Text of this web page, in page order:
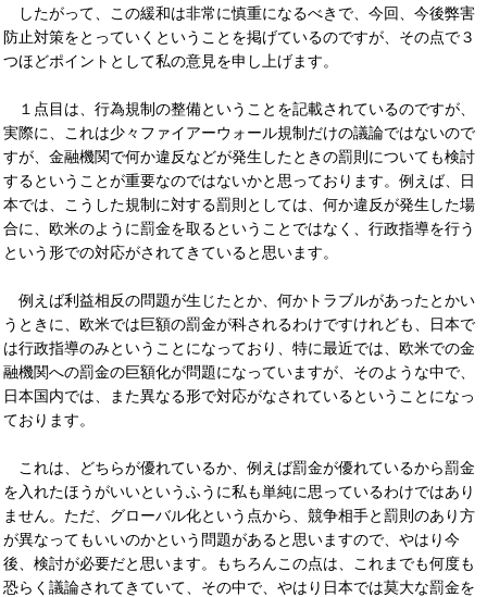
したがって、この緩和は非常に慎重になるべきで、今回、今後弊害
防止対策をとっていくということを掲げているのですが、その点で３
つほどポイントとして私の意見を申し上げます。
１点目は、行為規制の整備ということを記載されているのですが、
実際に、これは少々ファイアーウォール規制だけの議論ではないので
すが、金融機関で何か違反などが発生したときの罰則についても検討
するということが重要なのではないかと思っております。例えば、日
本では、こうした規制に対する罰則としては、何か違反が発生した場
合に、欧米のように罰金を取るということではなく、行政指導を行う
という形での対応がされてきていると思います。
例えば利益相反の問題が生じたとか、何かトラブルがあったとかい
うときに、欧米では巨額の罰金が科されるわけですけれども、日本で
は行政指導のみということになっており、特に最近では、欧米での金
融機関への罰金の巨額化が問題になっていますが、そのような中で、
日本国内では、また異なる形で対応がなされているということになっ
ております。
これは、どちらが優れているか、例えば罰金が優れているから罰金
を入れたほうがいいというふうに私も単純に思っているわけではあり
ません。ただ、グローバル化という点から、競争相手と罰則のあり方
が異なってもいいのかという問題があると思いますので、やはり今
後、検討が必要だと思います。もちろんこの点は、これまでも何度も
恐らく議論されてきていて、その中で、やはり日本では莫大な罰金を